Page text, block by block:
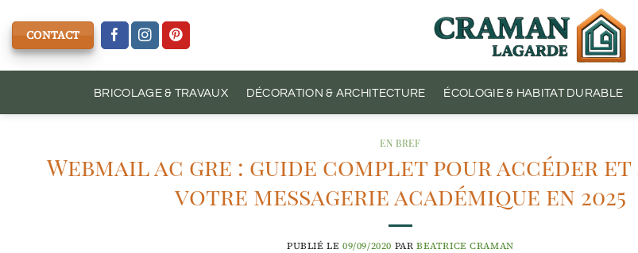
au
contenu
CONTACT
BRICOLAGE & TRAVAUX DÉCORATION & ARCHITECTURE ÉCOLOGIE & HABITAT DURABLE
EN BREF
Webmail ac gre : guide complet pour accéder
votre messagerie académique en 2025
PUBLIÉ LE09/09/2020 PAR BEATRICE CRAMAN